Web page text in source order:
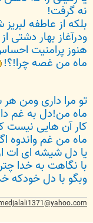
نه گرفت!
بلکه از عاطفه
ودرآغاز بهار دشتی
هنوز پرامنیت
ماه من غصه چرا!؟!
تو مرا داری ومن
ماه من!دل به غم
کار آن هایی نیست
ماه من غم واندوه
یا دل شیشه ای ات
با نگاهت به خدا
وبگو با دل